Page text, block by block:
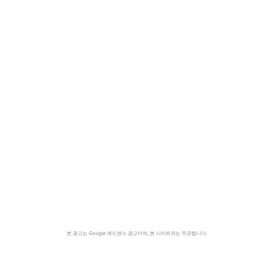
본 광고는 Google 애드센스 광고이며, 본 사이트와는 무관합니다.